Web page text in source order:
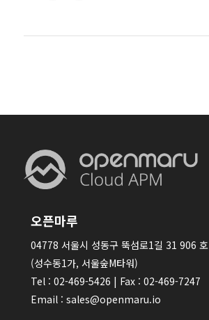
오픈마루
04778 서울시 성동구 뚝섬로1길 31 906 호
(성수동1가, 서울숲M타워)
Tel : 02-469-5426 | Fax : 02-469-7247
Email : sales@openmaru.io